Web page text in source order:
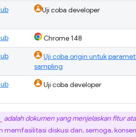
Uji coba developer
Chrome 148
Uji coba origin untuk
sampling
Uji coba developer
adalah dokumen yang menjelaskan fitur
memfasilitasi diskusi dan, semoga,